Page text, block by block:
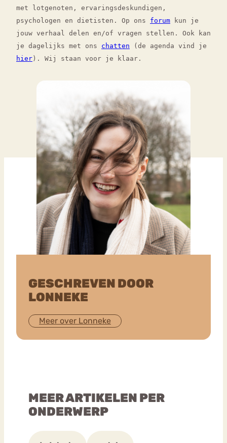
met lotgenoten, ervaringsdeskundigen,
psychologen en dietisten. Op ons forum kun je
jouw verhaal delen en/of vragen stellen. Ook kan
je dagelijks met ons chatten (de agenda vind je
hier ). Wij staan voor je klaar.
GESCHREVEN DOOR
LONNEKE
Meer over Lonneke
MEER ARTIKELEN PER
ONDERWERP